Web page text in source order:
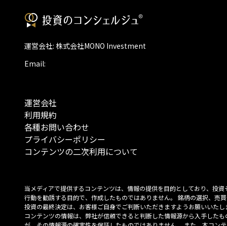
運営会社: 株式会社MONO Investment
Email:
運営会社
利用規約
各種お問い合わせ
プライバシーポリシー
コンテンツの二次利用について
当メディアで提供するコンテンツは、情報の提供を目的としており、投資
行動を勧誘する目的で、作成したものではありません。 銘柄の選択、売
投資の最終決定は、お客様ご自身でご判断いただきますようお願いいたし
コンテンツの情報は、弊社が信頼できると判断した情報源から入手したも